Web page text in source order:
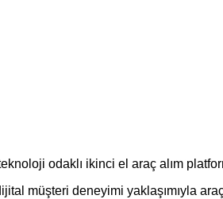
odaklı ikinci el araç alım
müşteri deneyimi yaklaşımıyla